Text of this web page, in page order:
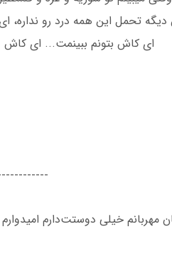
ای کاش بتونم ببینمت... ای کاش
مهربانم‌ خیلی‌ دوستت‌دارم‌